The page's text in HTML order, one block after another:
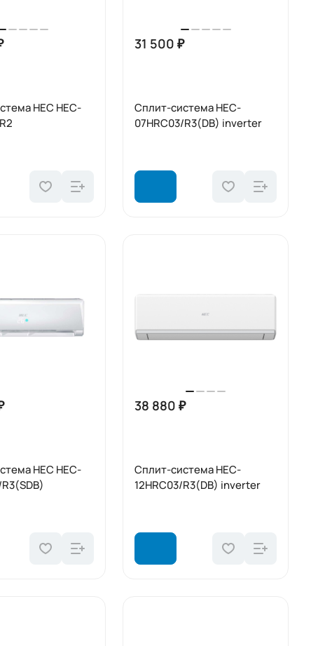
HEC HEC-
31 500 ₽
Сплит-система HEC-
07HRC03/R3(DB) inverter
HEC HEC-
38 880 ₽
Сплит-система HEC-
12HRC03/R3(DB) inverter